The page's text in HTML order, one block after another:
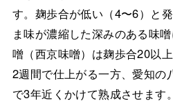
す。麹歩合が低い（4〜6）と
ま味が濃縮した深みのある味
噌（西京味噌）は麹歩合20以
2週間で仕上がる一方、愛知の
で3年近くかけて熟成させます。